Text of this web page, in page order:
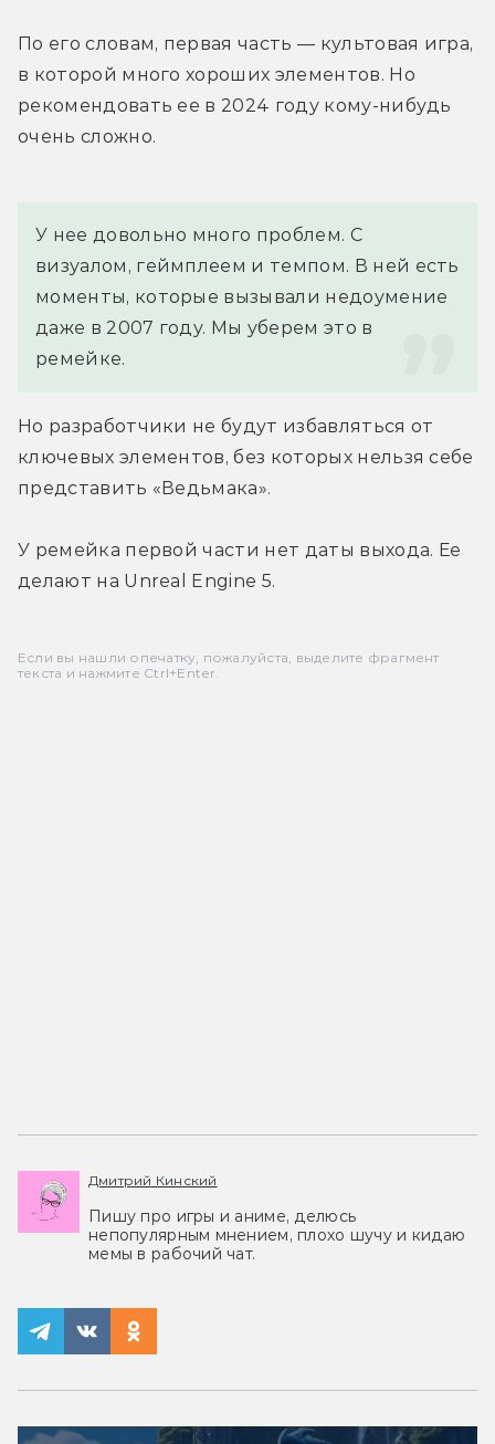
По его словам, первая часть — культовая игра,
в которой много хороших элементов. Но
рекомендовать ее в 2024 году кому-нибудь
очень сложно.
У нее довольно много проблем. С
визуалом, геймплеем и темпом. В ней есть
моменты, которые вызывали недоумение
даже в 2007 году. Мы уберем это в
ремейке.
Но разработчики не будут избавляться от
ключевых элементов, без которых нельзя себе
представить «Ведьмака».
У ремейка первой части нет даты выхода. Ее
делают на Unreal Engine 5.
Если вы нашли опечатку, пожалуйста, выделите фрагмент
текста и нажмите Ctrl+Enter.
Дмитрий Кинский
Пишу про игры и аниме, делюсь
непопулярным мнением, плохо шучу и кидаю
мемы в рабочий чат.